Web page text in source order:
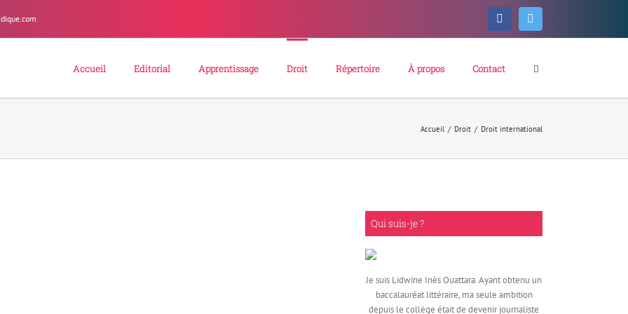
Facebook
Accueil Editorial Apprentissage Droit Répertoire À propos Contact
Accueil / Droit / Droit international
Qui suis-je ?
Je suis Lidwine Inès Ouattara. Ayant obtenu un
baccalauréat littéraire, ma seule ambition
depuis le collège était de devenir journaliste